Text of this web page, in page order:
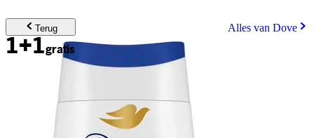
Terug Alles van Dove
1+1gratis